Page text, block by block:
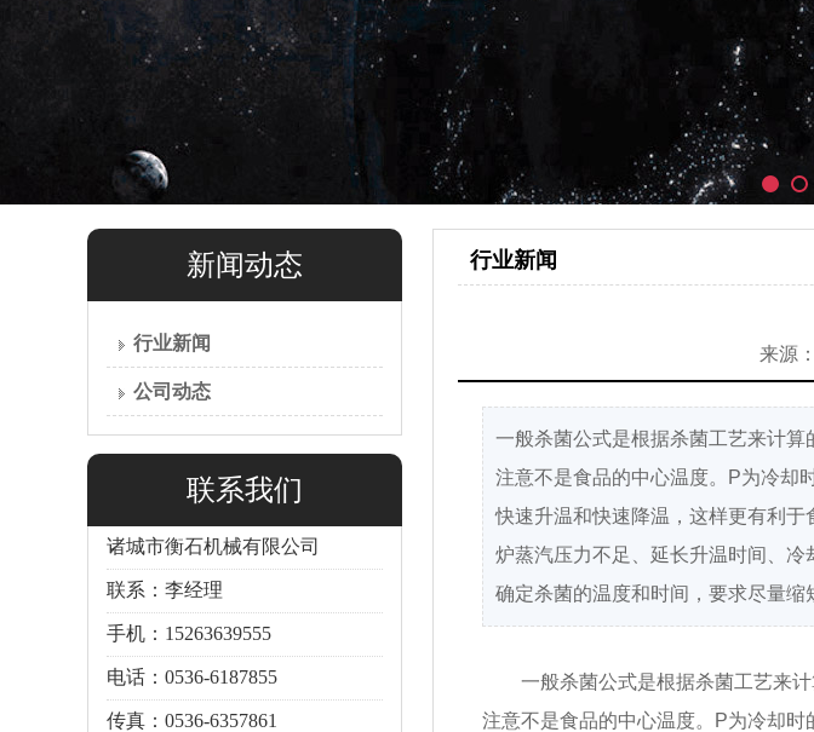
新闻动态
行业新闻
公司动态
联系我们
诸城市衡石机械有限公司
联系：李经理
手机：15263639555
电话：0536-6187855
传真：0536-6357861
行业新闻
来源：
一般杀菌公式是根据杀菌工艺来计算
注意不是食品的中心温度。P为冷却
快速升温和快速降温，这样更有利
炉蒸汽压力不足、延长升温时间、
确定杀菌的温度和时间，要求尽量缩
一般杀菌公式是根据杀菌工艺来
注意不是食品的中心温度。P为冷却